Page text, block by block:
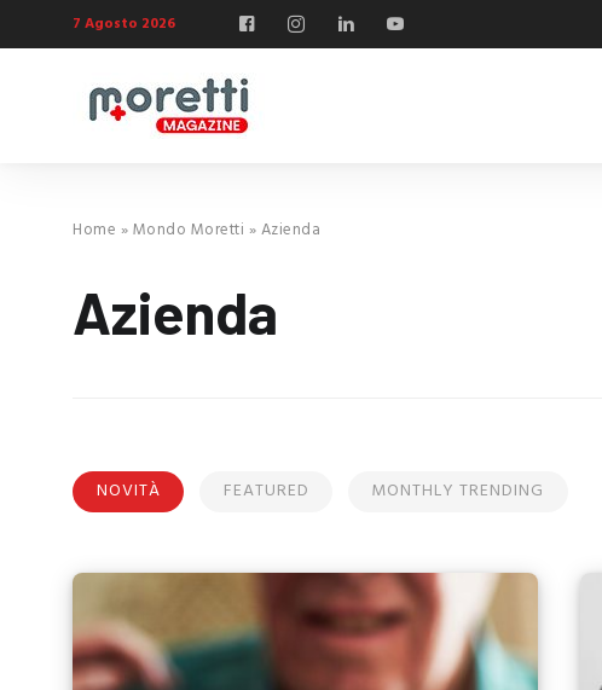
7 Agosto 2026
Home »Mondo Moretti »Azienda
Azienda
NOVITÀ FEATURED MONTHLY TRENDING